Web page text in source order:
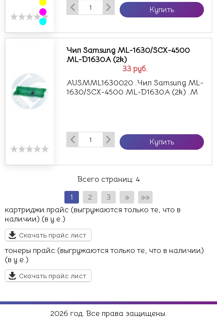
Купить
33 руб.
Чип Samsung ML-1630/SCX-4500
ML-D1630A (2k)
AUSMML1630020 .Чип Samsung ML-
1630/SCX-4500 ML-D1630A (2k) .M
Купить
Всего страниц: 4
1
2 3 »
»»
картриджи прайс (выгружаются только те, что в
наличии) (в у.е.)
Скачать прайс лист
тонеры прайс (выгружаются только те, что в наличии)
(в у.е.)
Скачать прайс лист
2026 год. Все права защищены.